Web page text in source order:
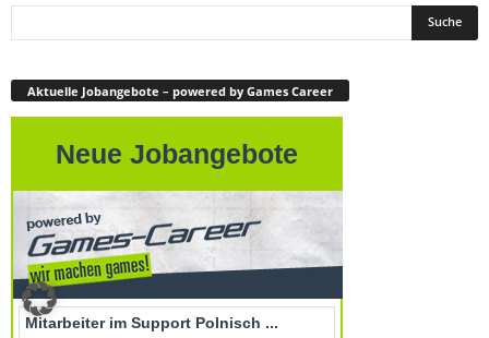
Aktuelle Jobangebote – powered by Games Career